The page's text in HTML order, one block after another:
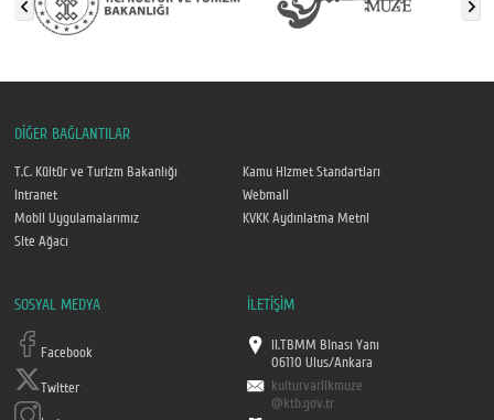
DİĞER BAĞLANTILAR
T.C. Kültür ve Turizm Bakanlığı
Kamu Hizmet Standartları
Intranet
Webmail
Mobil Uygulamalarımız
KVKK Aydınlatma Metni
Site Ağacı
SOSYAL MEDYA
Facebook
Twitter
İLETİŞİM
II.TBMM Binası Yanı
06110 Ulus/Ankara
kulturvarlikmuze
@ktb.gov.tr